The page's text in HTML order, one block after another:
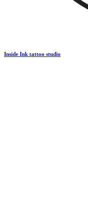
Inside Ink tattoo studio